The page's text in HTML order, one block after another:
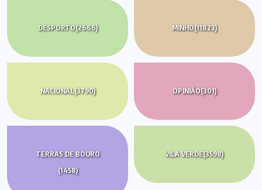
DESPORTO(2666) MINHO(11823)
NACIONAL(3790) OPINIÃO(301)
TERRAS DE BOURO
(1458)
VILA VERDE(3598)